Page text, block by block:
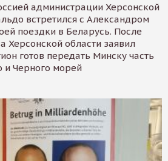
администрации Херсонской
встретился с Александром
поездки в Беларусь. После
Херсонской области заявил
готов передать Минску часть
и Черного морей